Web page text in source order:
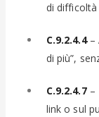
di
C.9.2.4.4–
di più”,
C.9.2.4.7–
link o sul